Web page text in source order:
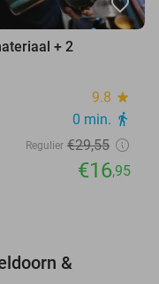
+ 2
9.8 star
0 min. directions_walk
Regulier €29,55
€16,95
&